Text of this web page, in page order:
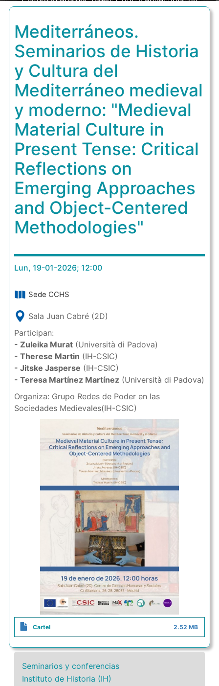
Methodologies"
Mediterráneos.
Seminarios de Historia
y Cultura del
Mediterráneo medieval
y moderno: "Medieval
Material Culture in
Present Tense: Critical
Reflections on
Emerging Approaches
and Object-Centered
Methodologies"
Lun, 19-01-2026; 12:00
Sede CCHS
Sala Juan Cabré (2D)
Participan:
- Zuleika Murat(Università di Padova)
- Therese Martin (IH-CSIC)
- Jitske Jasperse (IH-CSIC)
- Teresa Martínez Martínez(Università di Padova)
Organiza: Grupo Redes de Poder en las
Sociedades Medievales(IH-CSIC)
Cartel 2.52 MB
Seminarios y conferencias
Instituto de Historia (IH)